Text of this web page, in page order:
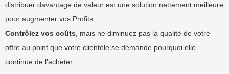
distribuer davantage de valeur est une solution nettement meilleure
pour augmenter vos Profits.
Contrôlez vos coûts , mais ne diminuez pas la qualité de votre
offre au point que votre clientèle se demande pourquoi elle
continue de l’acheter.